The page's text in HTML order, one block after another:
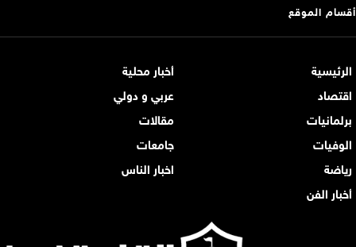
أقسام الموقع
الرئيسية
أخبار محلية
اقتصاد
عربي و دولي
برلمانيات
مقالات
الوفيات
جامعات
رياضة
اخبار الناس
أخبار الفن